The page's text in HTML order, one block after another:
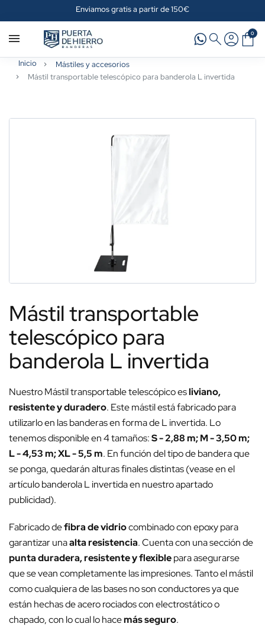
Enviamos gratis a partir de 150€
0
Inicio
Mástiles y accesorios
Mástil transportable telescópico para banderola L invertida
Mástil transportable
telescópico para
banderola L invertida
Nuestro Mástil transportable telescópico esliviano,
resistente y duradero. Este mástil está fabricado para
utilizarlo en las banderas en forma de L invertida. Lo
tenemos disponible en 4 tamaños:S - 2,88 m; M - 3,50 m;
L - 4,53 m; XL - 5,5 m. En función del tipo de bandera que
se ponga, quedarán alturas finales distintas (vease en el
artículo banderola L invertida en nuestro apartado
publicidad).
Fabricado defibra de vidriocombinado con epoxy para
garantizar unaalta resistencia. Cuenta con una sección de
punta duradera, resistente y flexiblepara asegurarse
que se vean completamente las impresiones. Tanto el mástil
como cualquiera de las bases no son conductores ya que
están hechas de acero rociados con electrostático o
chapado, con lo cual lo hacemás seguro.